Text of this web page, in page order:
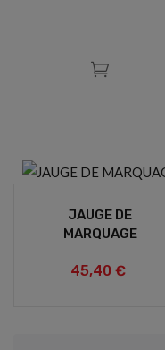
JAUGE DE
MARQUAGE
45,40 €